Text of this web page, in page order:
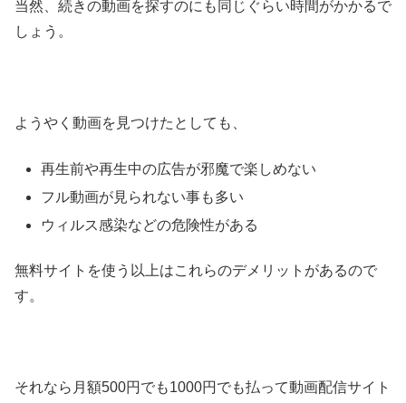
当然、続きの動画を探すのにも同じぐらい時間がかかるで
しょう。
ようやく動画を見つけたとしても、
再生前や再生中の広告が邪魔で楽しめない
フル動画が見られない事も多い
ウィルス感染などの危険性がある
無料サイトを使う以上はこれらのデメリットがあるので
す。
それなら月額500円でも1000円でも払って動画配信サイト